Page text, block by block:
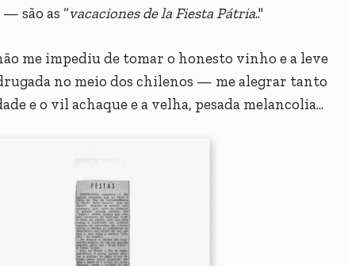
são as “vacaciones de la Fiesta Pátria.."
me impediu de tomar o honesto vinho e a leve
no meio dos chilenos — me alegrar tanto
e o vil achaque e a velha, pesada melancolia...